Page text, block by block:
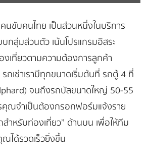
ขับคนไทย เป็นส่วนหนึ่งในบริการ
กลุ่มส่วนตัว เน้นโปรแกรมอิสระ
เที่ยวตามความต้องการลูกค้า
ถเช่าเรามีทุกขนาดเริ่มต้นที่ รถตู้ 4 ที่
จนถึงรถบัสขนาดใหญ่ 50-55
คุณจำเป็นต้องกรอกฟอร์มแจ้งราย
ำหรับท่องเที่ยว” ด้านบน เพื่อให้ทีม
ได้รวดเร็วยิ่งขึ้น